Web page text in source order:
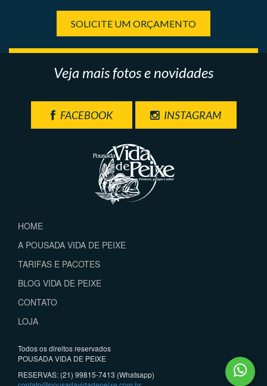
SOLICITE UM ORÇAMENTO
Veja mais fotos e novidades
FACEBOOK INSTAGRAM
HOME
A POUSADA VIDA DE PEIXE
TARIFAS E PACOTES
BLOG VIDA DE PEIXE
CONTATO
LOJA
Todos os direitos reservados
POUSADA VIDA DE PEIXE
RESERVAS: (21) 99815-7413 (Whatsapp)